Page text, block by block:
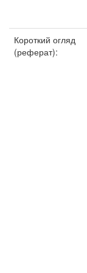
Короткий огляд
(реферат):